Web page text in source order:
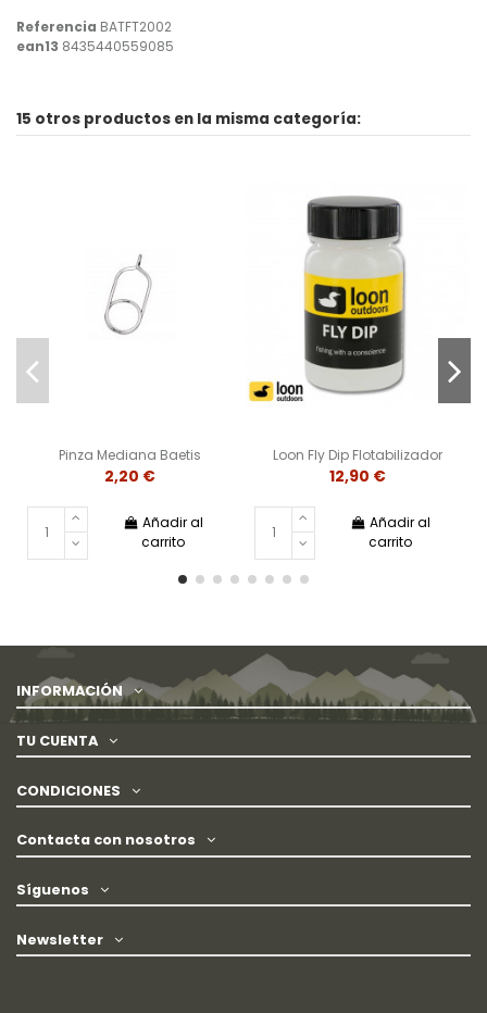
Referencia BATFT2002
ean13 8435440559085
15 otros productos en la misma categoría:
Pinza Mediana Baetis
2,20 €
Añadir al
carrito
Loon Fly Dip Flotabilizador
12,90 €
Añadir al
carrito
INFORMACIÓN
TU CUENTA
CONDICIONES
Contacta con nosotros
Síguenos
Newsletter